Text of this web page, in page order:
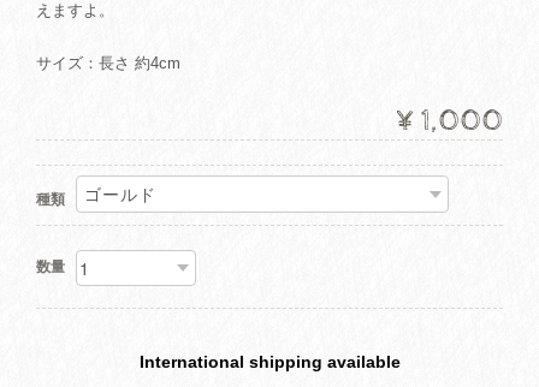
えますよ。
サイズ：長さ 約4cm
¥1,000
種類
数量
International shipping available